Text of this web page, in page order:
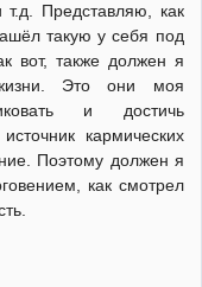
т.д. Представляю, как
такую у себя под
вот, также должен я
Это они моя
и достичь
кармических
Поэтому должен я
как смотрел